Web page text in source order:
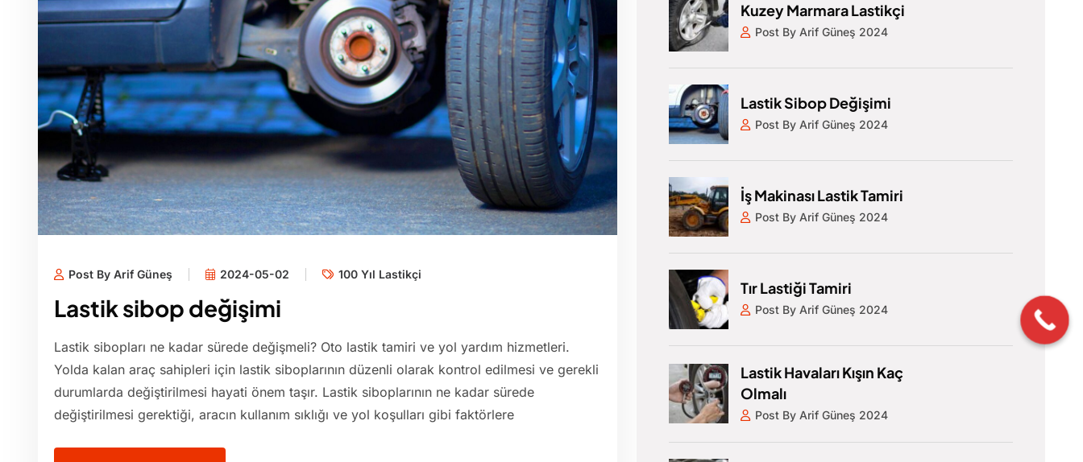
Post By Arif Güneş 2024-05-02 100 Yıl Lastikçi
Lastik sibop değişimi
Lastik sibopları ne kadar sürede değişmeli? Oto lastik tamiri ve yol yardım hizmetleri.
Yolda kalan araç sahipleri için lastik siboplarının düzenli olarak kontrol edilmesi ve gerekli
durumlarda değiştirilmesi hayati önem taşır. Lastik siboplarının ne kadar sürede
değiştirilmesi gerektiği, aracın kullanım sıklığı ve yol koşulları gibi faktörlere
Kuzey Marmara Lastikçi
Post By Arif Güneş 2024
Lastik Sibop Değişimi
Post By Arif Güneş 2024
İş Makinası Lastik Tamiri
Post By Arif Güneş 2024
Tır Lastiği Tamiri
Post By Arif Güneş 2024
Lastik Havaları Kışın Kaç
Olmalı
Post By Arif Güneş 2024